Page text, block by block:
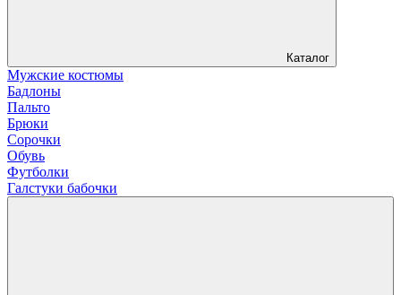
Каталог
Мужские костюмы
Бадлоны
Пальто
Брюки
Сорочки
Обувь
Футболки
Галстуки бабочки